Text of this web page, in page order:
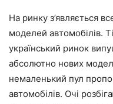
На ринку з’являється
моделей автомобілів.
український ринок
абсолютно нових
немаленький пул
автомобілів. Очі